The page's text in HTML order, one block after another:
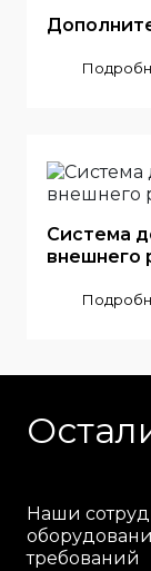
Система
внешнего
Наши
требований